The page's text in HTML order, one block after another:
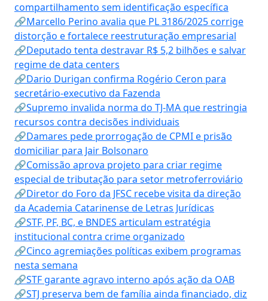
compartilhamento sem identificação específica
🔗Marcello Perino avalia que PL 3186/2025 corrige
distorção e fortalece reestruturação empresarial
🔗Deputado tenta destravar R$ 5,2 bilhões e salvar
regime de data centers
🔗Dario Durigan confirma Rogério Ceron para
secretário-executivo da Fazenda
🔗Supremo invalida norma do TJ-MA que restringia
recursos contra decisões individuais
🔗Damares pede prorrogação de CPMI e prisão
domiciliar para Jair Bolsonaro
🔗Comissão aprova projeto para criar regime
especial de tributação para setor metroferroviário
🔗Diretor do Foro da JFSC recebe visita da direção
da Academia Catarinense de Letras Jurídicas
🔗STF, PF, BC, e BNDES articulam estratégia
institucional contra crime organizado
🔗Cinco agremiações políticas exibem programas
nesta semana
🔗STF garante agravo interno após ação da OAB
🔗STJ preserva bem de família ainda financiado, diz